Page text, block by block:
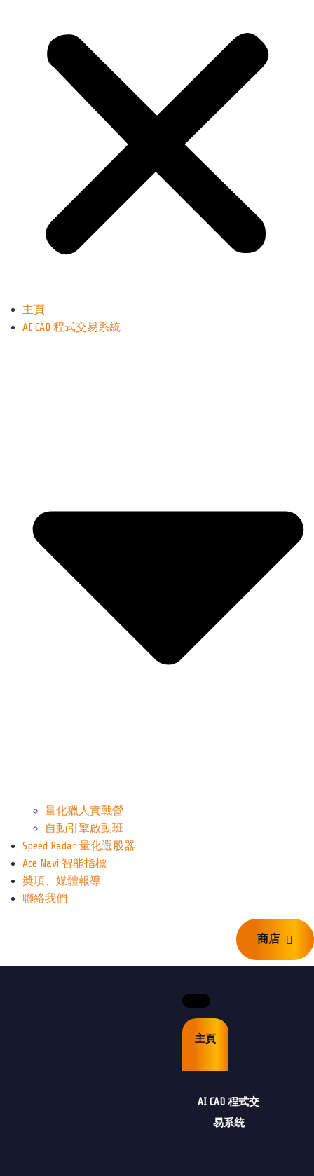
主頁
AI CAD 程式交易系統
量化獵人實戰營
自動引擎啟動班
Speed Radar 量化選股器
Ace Navi 智能指標
奬項、媒體報導
聯絡我們
商店
主頁
AI CAD 程式交
易系統